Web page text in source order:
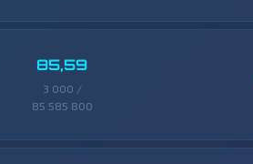
85,59
3 000 /
85 585 800